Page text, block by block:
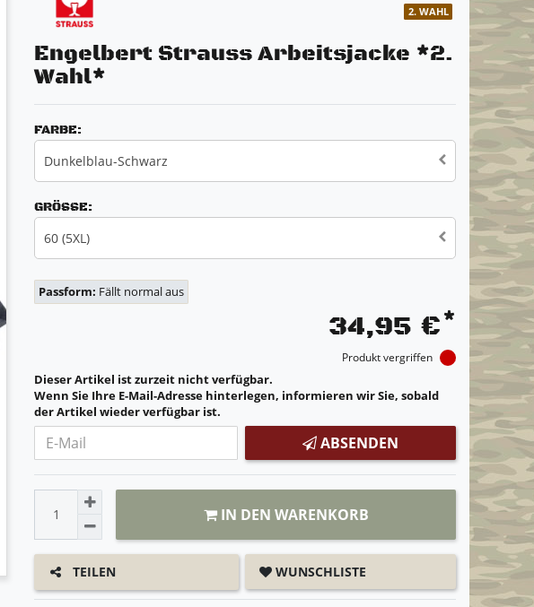
2. WAHL
Engelbert Strauss Arbeitsjacke *2.
Wahl*
FARBE:
Dunkelblau-Schwarz
GRÖSSE:
60 (5XL)
Passform: Fällt normal aus
34,95 €*
Produkt vergriffen
Dieser Artikel ist zurzeit nicht verfügbar.
Wenn Sie Ihre E-Mail-Adresse hinterlegen, informieren wir Sie, sobald
der Artikel wieder verfügbar ist.
ABSENDEN
IN DEN WARENKORB
TEILEN WUNSCHLISTE